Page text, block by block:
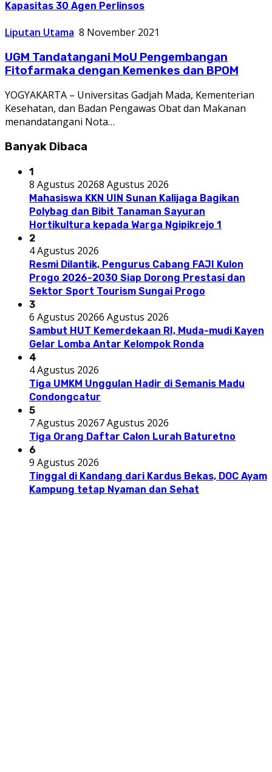
Kapasitas 30 Agen Perlinsos
Liputan Utama 8 November 2021
UGM Tandatangani MoU Pengembangan
Fitofarmaka dengan Kemenkes dan BPOM
YOGYAKARTA – Universitas Gadjah Mada, Kementerian
Kesehatan, dan Badan Pengawas Obat dan Makanan
menandatangani Nota…
Banyak Dibaca
1
8 Agustus 20268 Agustus 2026
Mahasiswa KKN UIN Sunan Kalijaga Bagikan
Polybag dan Bibit Tanaman Sayuran
Hortikultura kepada Warga Ngipikrejo 1
2
4 Agustus 2026
Resmi Dilantik, Pengurus Cabang FAJI Kulon
Progo 2026-2030 Siap Dorong Prestasi dan
Sektor Sport Tourism Sungai Progo
3
6 Agustus 20266 Agustus 2026
Sambut HUT Kemerdekaan RI, Muda-mudi Kayen
Gelar Lomba Antar Kelompok Ronda
4
4 Agustus 2026
Tiga UMKM Unggulan Hadir di Semanis Madu
Condongcatur
5
7 Agustus 20267 Agustus 2026
Tiga Orang Daftar Calon Lurah Baturetno
6
9 Agustus 2026
Tinggal di Kandang dari Kardus Bekas, DOC Ayam
Kampung tetap Nyaman dan Sehat